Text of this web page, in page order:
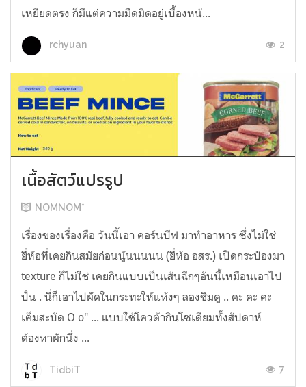
เหยียดตรง ก็มีแต่ความมืดมิดอยู่เบื้องหน้...
rchyuan 2
เนื้อสัตว์แปรรูป
NOMNOM*
เรื่องของเรื่องคือ วันนี้เอา คอร์นบีฟ มาทำอาหาร ซึ่งไม่ใช่
ยี่ห้อที่เคยกินสมัยก่อนนู้นนนนน (ยี่ห้อ อสร.) เปิดกระป๋องมา
texture ก็ไม่ใช่ เคยกินแบบเป็นเส้นฉีกๆอันนี้เหมือนเอาไป
ปั่น . นี่ก็เอาไปผัดในกระทะให้แห้งๆ ลองชิมดู .. คะ คะ คะ
เค็มสะบัด O o" ... แบบใช้โควต้ากินโซเดียมทั้งสัปดาห์
ต้องหาผักนึ่ง ...
TidbiT 7